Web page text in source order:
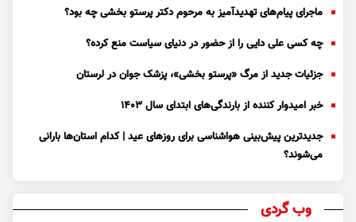
ماجرای پیام‌های تهدیدآمیز به مرحوم دکتر پرستو بخشی چه بود؟
چه کسی علی دایی را از حضور در دنیای سیاست منع کرده؟
جزئیات جدید از مرگ «پرستو بخشی»، پزشک جوان در لرستان
خبر امیدوار کننده از بارندگی‌های ابتدای سال ۱۴۰۳
جدیدترین پیش‌بینی هواشناسی برای روزهای عید | کدام استان‌ها بارانی
می‌شوند؟
وب گردی